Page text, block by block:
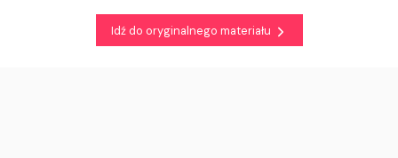
Idź do oryginalnego materiału